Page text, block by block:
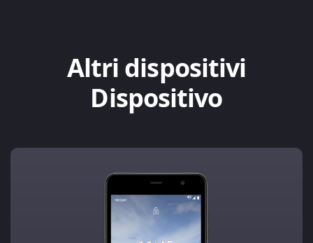
Altri dispositivi
Dispositivo